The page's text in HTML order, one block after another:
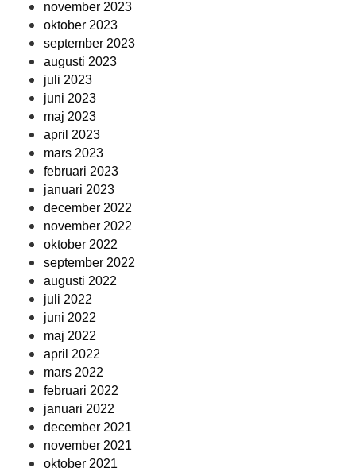
november 2023
oktober 2023
september 2023
augusti 2023
juli 2023
juni 2023
maj 2023
april 2023
mars 2023
februari 2023
januari 2023
december 2022
november 2022
oktober 2022
september 2022
augusti 2022
juli 2022
juni 2022
maj 2022
april 2022
mars 2022
februari 2022
januari 2022
december 2021
november 2021
oktober 2021